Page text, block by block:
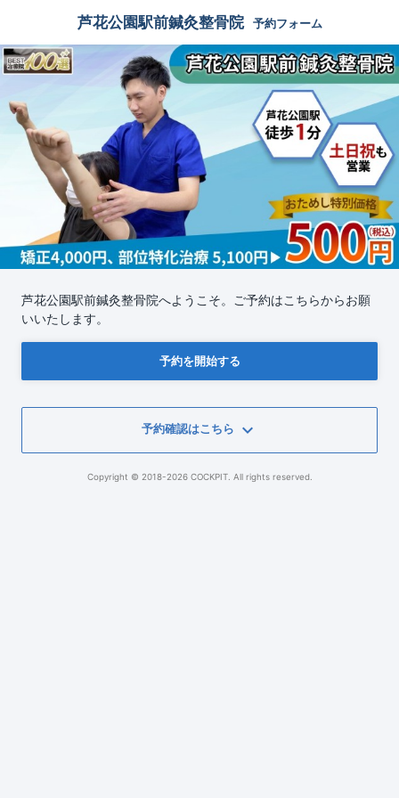
芦花公園駅前鍼灸整骨院 予約フォーム
芦花公園駅前鍼灸整骨院へようこそ。ご予約はこちらからお願
いいたします。
予約を開始する
予約確認はこちら keyboard_arrow_down
Copyright © 2018-2026 COCKPIT. All rights reserved.